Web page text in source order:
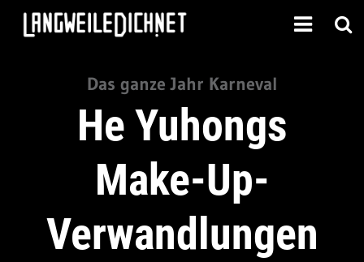
Das ganze Jahr Karneval
He Yuhongs
Make-Up-
Verwandlungen